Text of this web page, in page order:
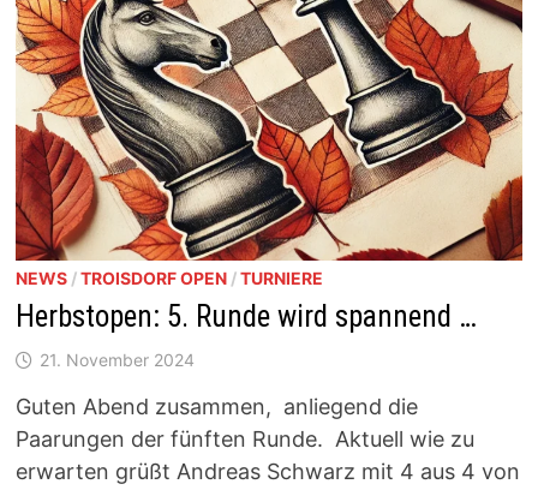
NEWS/TROISDORF OPEN/TURNIERE
Herbstopen: 5. Runde wird spannend …
21. November 2024
Guten Abend zusammen, anliegend die
Paarungen der fünften Runde. Aktuell wie zu
erwarten grüßt Andreas Schwarz mit 4 aus 4 von